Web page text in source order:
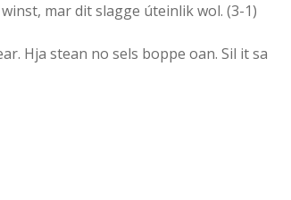
mar dit slagge úteinlik wol. (3-1)
Hja stean no sels boppe oan. Sil it sa